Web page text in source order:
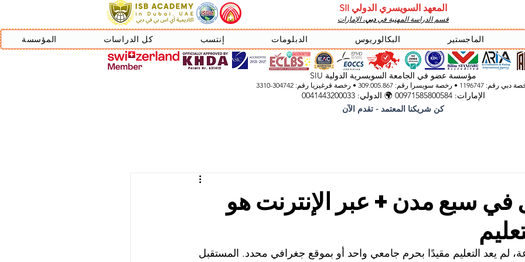
المعهد السويسري الدولي SII
قسم الدراسة المهنية فيدبي، الإمارات
المؤسسة كل الدراسات إنتسب الدبلومات البكالوريوس الماجستير
مؤسسة عضو في الجامعة السويسرية الدولية SIU
1196747 • رخصة سويسرا رقم: 309.005.867 • رخصة قرغيزيا رقم: 304742-3310
الإمارات: 00971585800584 🌍 الدولي: 0041443200033
كن شريكنا المعتمد - تقدم الآن
في سبع مدن + عبر الإنترنت هو
لم يعد التعليم مقيدًا بحرم جامعي واحد أو بموقع جغرافي محدد. المستقبل